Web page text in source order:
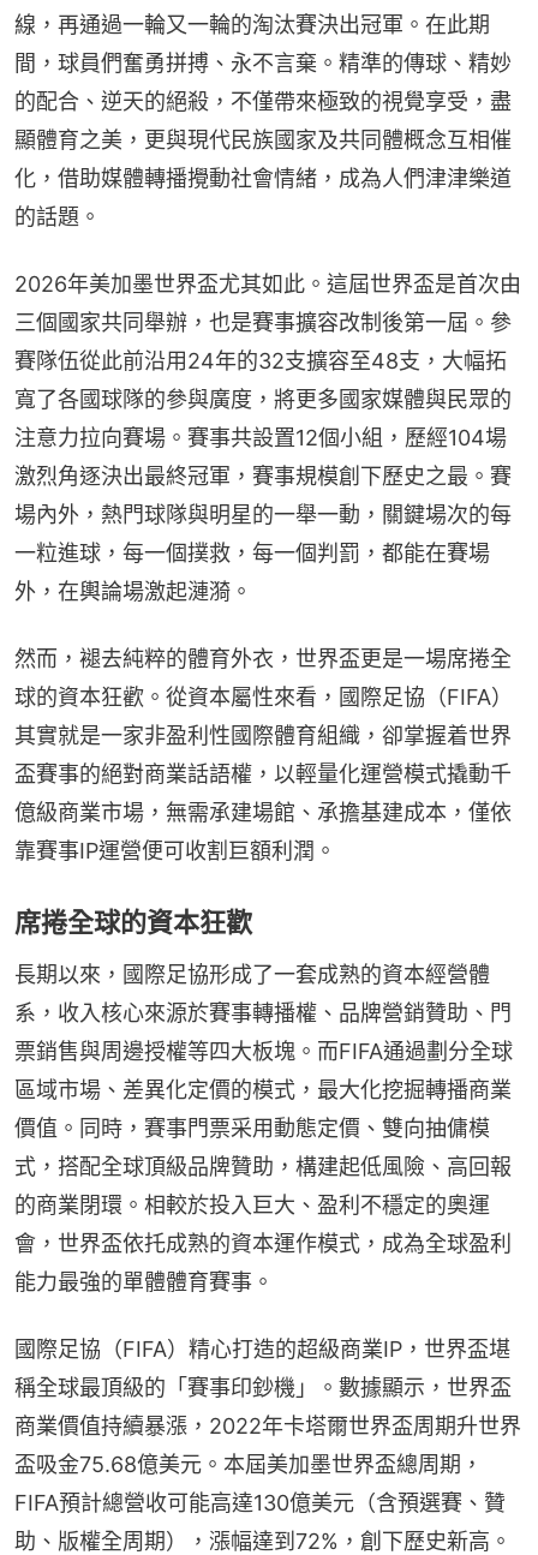
線，再通過一輪又一輪的淘汰賽決出冠軍。在此期
間，球員們奮勇拼搏、永不言棄。精準的傳球、精妙
的配合、逆天的絕殺，不僅帶來極致的視覺享受，盡
顯體育之美，更與現代民族國家及共同體概念互相催
化，借助媒體轉播攪動社會情緒，成為人們津津樂道
的話題。
2026年美加墨世界盃尤其如此。這屆世界盃是首次由
三個國家共同舉辦，也是賽事擴容改制後第一屆。參
賽隊伍從此前沿用24年的32支擴容至48支，大幅拓
寬了各國球隊的參與廣度，將更多國家媒體與民眾的
注意力拉向賽場。賽事共設置12個小組，歷經104場
激烈角逐決出最終冠軍，賽事規模創下歷史之最。賽
場內外，熱門球隊與明星的一舉一動，關鍵場次的每
一粒進球，每一個撲救，每一個判罰，都能在賽場
外，在輿論場激起漣漪。
然而，褪去純粹的體育外衣，世界盃更是一場席捲全
球的資本狂歡。從資本屬性來看，國際足協（FIFA）
其實就是一家非盈利性國際體育組織，卻掌握着世界
盃賽事的絕對商業話語權，以輕量化運營模式撬動千
億級商業市場，無需承建場館、承擔基建成本，僅依
靠賽事IP運營便可收割巨額利潤。
席捲全球的資本狂歡
長期以來，國際足協形成了一套成熟的資本經營體
系，收入核心來源於賽事轉播權、品牌營銷贊助、門
票銷售與周邊授權等四大板塊。而FIFA通過劃分全球
區域市場、差異化定價的模式，最大化挖掘轉播商業
價值。同時，賽事門票采用動態定價、雙向抽傭模
式，搭配全球頂級品牌贊助，構建起低風險、高回報
的商業閉環。相較於投入巨大、盈利不穩定的奧運
會，世界盃依托成熟的資本運作模式，成為全球盈利
能力最強的單體體育賽事。
國際足協（FIFA）精心打造的超級商業IP，世界盃堪
稱全球最頂級的「賽事印鈔機」。數據顯示，世界盃
商業價值持續暴漲，2022年卡塔爾世界盃周期升世界
盃吸金75.68億美元。本屆美加墨世界盃總周期，
FIFA預計總營收可能高達130億美元（含預選賽、贊
助、版權全周期），漲幅達到72%，創下歷史新高。